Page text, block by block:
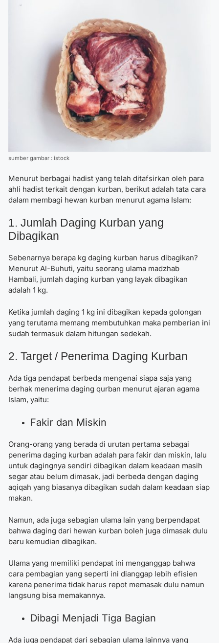
sumber gambar : istock
Menurut berbagai hadist yang telah ditafsirkan oleh para
ahli hadist terkait dengan kurban, berikut adalah tata cara
dalam membagi hewan kurban menurut agama Islam:
1. Jumlah Daging Kurban yang
Dibagikan
Sebenarnya berapa kg daging kurban harus dibagikan?
Menurut Al-Buhuti, yaitu seorang ulama madzhab
Hambali, jumlah daging kurban yang layak dibagikan
adalah 1 kg.
Ketika jumlah daging 1 kg ini dibagikan kepada golongan
yang terutama memang membutuhkan maka pemberian ini
sudah termasuk dalam hitungan sedekah.
2. Target / Penerima Daging Kurban
Ada tiga pendapat berbeda mengenai siapa saja yang
berhak menerima daging qurban menurut ajaran agama
Islam, yaitu:
Fakir dan Miskin
Orang-orang yang berada di urutan pertama sebagai
penerima daging kurban adalah para fakir dan miskin, lalu
untuk dagingnya sendiri dibagikan dalam keadaan masih
segar atau belum dimasak, jadi berbeda dengan daging
aqiqah yang biasanya dibagikan sudah dalam keadaan siap
makan.
Namun, ada juga sebagian ulama lain yang berpendapat
bahwa daging dari hewan kurban boleh juga dimasak dulu
baru kemudian dibagikan.
Ulama yang memiliki pendapat ini menganggap bahwa
cara pembagian yang seperti ini dianggap lebih efisien
karena penerima tidak harus repot memasak dulu namun
langsung bisa memakannya.
Dibagi Menjadi Tiga Bagian
Ada juga pendapat dari sebagian ulama lainnya yang